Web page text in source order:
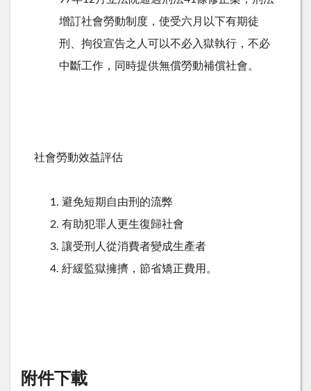
增訂社會勞動制度，使受六月以下有期徒
刑、拘役宣告之人可以不必入獄執行，不必
中斷工作，同時提供無償勞動補償社會。
社會勞動效益評估
避免短期自由刑的流弊
有助犯罪人更生復歸社會
讓受刑人從消費者變成生產者
紆緩監獄擁擠，節省矯正費用。
附件下載